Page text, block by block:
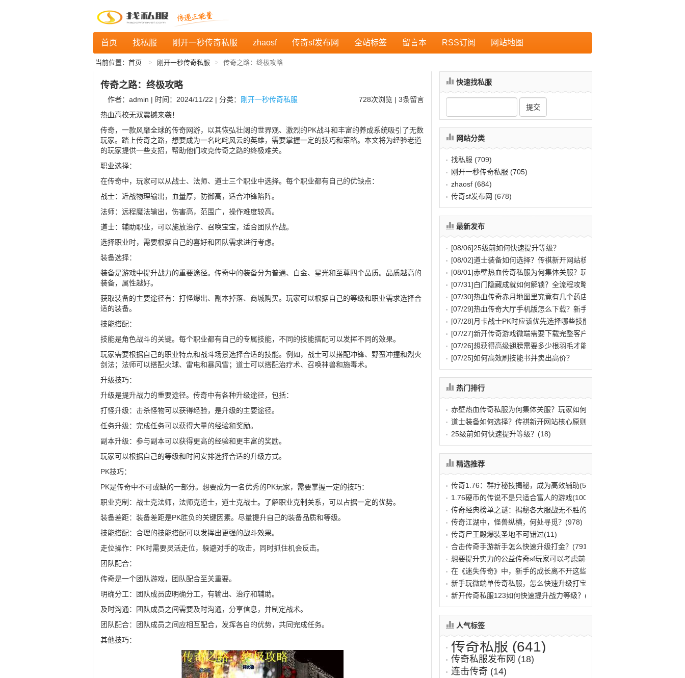
首页 找私服 刚开一秒传奇私服 zhaosf 传奇sf发布网 全站标签 留言本 RSS订阅 网站地图
当前位置： 首页 刚开一秒传奇私服 传奇之路：终极攻略
传奇之路：终极攻略
作者：admin | 时间：2024/11/22 | 分类： 刚开一秒传奇私服 728次浏览 | 3条留言
热血高校无双震撼来袭！
传奇，一款风靡全球的传奇网游，以其恢弘壮阔的世界观、激烈的PK战斗和丰富的养成系统吸引了无数
玩家。踏上传奇之路，想要成为一名叱咤风云的英雄，需要掌握一定的技巧和策略。本文将为经验老道
的玩家提供一些支招，帮助他们攻克传奇之路的终极难关。
职业选择：
在传奇中，玩家可以从战士、法师、道士三个职业中选择。每个职业都有自己的优缺点：
战士：近战物理输出，血量厚，防御高，适合冲锋陷阵。
法师：远程魔法输出，伤害高，范围广，操作难度较高。
道士：辅助职业，可以施放治疗、召唤宝宝，适合团队作战。
选择职业时，需要根据自己的喜好和团队需求进行考虑。
装备选择：
装备是游戏中提升战力的重要途径。传奇中的装备分为普通、白金、星光和至尊四个品质。品质越高的
装备，属性越好。
获取装备的主要途径有：打怪爆出、副本掉落、商城购买。玩家可以根据自己的等级和职业需求选择合
适的装备。
技能搭配：
技能是角色战斗的关键。每个职业都有自己的专属技能，不同的技能搭配可以发挥不同的效果。
玩家需要根据自己的职业特点和战斗场景选择合适的技能。例如，战士可以搭配冲锋、野蛮冲撞和烈火
剑法；法师可以搭配火球、雷电和暴风雪；道士可以搭配治疗术、召唤神兽和施毒术。
升级技巧：
升级是提升战力的重要途径。传奇中有各种升级途径，包括：
打怪升级：击杀怪物可以获得经验，是升级的主要途径。
任务升级：完成任务可以获得大量的经验和奖励。
副本升级：参与副本可以获得更高的经验和更丰富的奖励。
玩家可以根据自己的等级和时间安排选择合适的升级方式。
PK技巧：
PK是传奇中不可或缺的一部分。想要成为一名优秀的PK玩家，需要掌握一定的技巧：
职业克制：战士克法师，法师克道士，道士克战士。了解职业克制关系，可以占据一定的优势。
装备差距：装备差距是PK胜负的关键因素。尽量提升自己的装备品质和等级。
技能搭配：合理的技能搭配可以发挥出更强的战斗效果。
走位操作：PK时需要灵活走位，躲避对手的攻击，同时抓住机会反击。
团队配合：
传奇是一个团队游戏，团队配合至关重要。
明确分工：团队成员应明确分工，有输出、治疗和辅助。
及时沟通：团队成员之间需要及时沟通，分享信息，并制定战术。
团队配合：团队成员之间应相互配合，发挥各自的优势，共同完成任务。
其他技巧：
快速找私服
网站分类
找私服 (709)
刚开一秒传奇私服 (705)
zhaosf (684)
传奇sf发布网 (678)
最新发布
[08/06]25级前如何快速提升等级？
[08/02]道士装备如何选择？传祺新开网站核心原则解析
[08/01]赤壁热血传奇私服为何集体关服？玩家如何应对？
[07/31]白门隐藏成就如何解锁？全流程攻略与秘密结局揭秘
[07/30]热血传奇赤月地图里究竟有几个药店位置？
[07/29]热血传奇大厅手机版怎么下载？新手快速入门攻略全解析？
[07/28]月卡战士PK时应该优先选择哪些技能？
[07/27]新开传奇游戏微端需要下载完整客户端才能玩吗？
[07/26]想获得高级翅膀需要多少根羽毛才能合成？
[07/25]如何高效刷技能书并卖出高价？
热门排行
赤壁热血传奇私服为何集体关服？玩家如何应(77)
道士装备如何选择？传祺新开网站核心原则解(40)
25级前如何快速提升等级？(18)
精选推荐
传奇1.76：群疗秘技揭秘，成为高效辅助(563)
1.76硬币的传说不是只适合富人的游戏(100)
传奇经典榜单之谜：揭秘各大服战无不胜的法(796)
传奇江湖中，怪兽纵横，何处寻觅？(978)
传奇尸王殿爆装圣地不可错过(11)
合击传奇手游新手怎么快速升级打金？(791)
想要提升实力的公益传奇sf玩家可以考虑前(10)
在《迷失传奇》中，新手的成长离不开这些(46)
新手玩微端单传奇私服，怎么快速升级打宝？(996)
新开传奇私服123如何快速提升战力等级？(485)
人气标签
传奇私服 (641)
传奇私服发布网 (18)
连击传奇 (14)